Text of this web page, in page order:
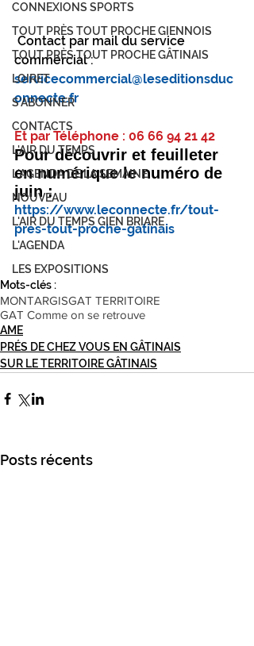
CONNEXIONS SPORTS
TOUT PRÈS TOUT PROCHE GIENNOIS
TOUT PRÈS TOUT PROCHE GÂTINAIS
LOIRET
S'ABONNER
CONTACTS
L'AIR DU TEMPS
L'AGENDA DE LA SEMAINE
NOUVEAU
L'AIR DU TEMPS GIEN BRIARE
L'AGENDA
LES EXPOSITIONS
commercial :
servicecommercial@leseditionsduc
onnecte.fr
Et par Téléphone : 06 66 94 21 42
Pour découvrir et feuilleter
en numérique le numéro de
juin :
https://www.leconnecte.fr/tout-
pres-tout-proche-gatinais
Mots-clés :
MONTARGISGAT TERRITOIRE
GAT Comme on se retrouve
AME
PRÉS DE CHEZ VOUS EN GÂTINAIS
SUR LE TERRITOIRE GÂTINAIS
Posts récents